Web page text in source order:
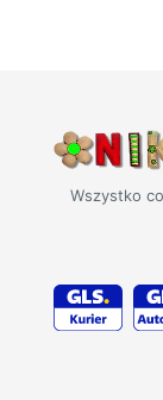
Wszystko